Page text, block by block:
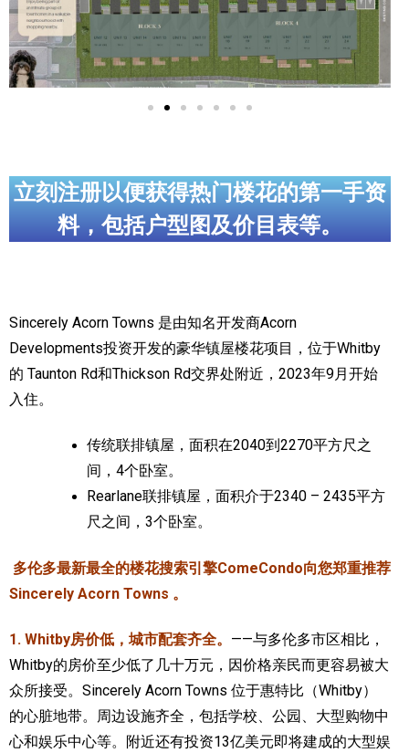
大多伦多医疗机构
加拿大银行贷款机构
地产杂谈
走近加拿大
加拿大社会保险系统
定居安大略省
加拿大的福利制度
吃货眼中的加拿大地图
立刻注册以便获得热门楼花的第一手资
料，包括户型图及价目表等。
Sincerely Acorn Towns 是由知名开发商Acorn
Developments投资开发的豪华镇屋楼花项目，位于Whitby
的 Taunton Rd和Thickson Rd交界处附近，2023年9月开始
入住。
传统联排镇屋，面积在2040到2270平方尺之
间，4个卧室。
Rearlane联排镇屋，面积介于2340 – 2435平方
尺之间，3个卧室。
多伦多最新最全的楼花搜索引擎ComeCondo向您郑重推荐
Sincerely Acorn Towns 。
1. Whitby房价低，城市配套齐全。 ——与多伦多市区相比，
Whitby的房价至少低了几十万元，因价格亲民而更容易被大
众所接受。Sincerely Acorn Towns 位于惠特比（Whitby）
的心脏地带。周边设施齐全，包括学校、公园、大型购物中
心和娱乐中心等。附近还有投资13亿美元即将建成的大型娱